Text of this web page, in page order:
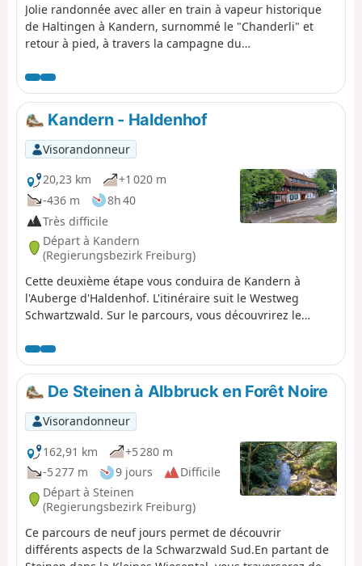
Jolie randonnée avec aller en train à vapeur historique
de Haltingen à Kandern, surnommé le "Chanderli" et
retour à pied, à travers la campagne du
Sud de la Forêt Noire. Pittoresque avec ses vergers,
vignes et prairies.
Kandern - Haldenhof
Visorandonneur
20,23 km
+1 020 m
-436 m
8h 40
Très difficile
Départ à Kandern
(Regierungsbezirk Freiburg)
Cette deuxième étape vous conduira de Kandern à
l'Auberge d'Haldenhof. L'itinéraire suit le Westweg
Schwartzwald. Sur le parcours, vous découvrirez le
situe au Blauen qui vous offrira un point de vue
panoramique sur la Forêt Noire.
De Steinen à Albbruck en Forêt Noire
Visorandonneur
162,91 km
+5 280 m
-5 277 m
9 jours
Difficile
Départ à Steinen
(Regierungsbezirk Freiburg)
Ce parcours de neuf jours permet de découvrir
différents aspects de la Schwarzwald Sud.En partant de